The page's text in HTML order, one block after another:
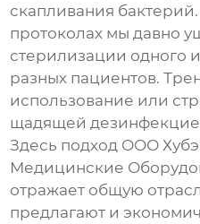
скапливания
протоколах мы давно
стерилизации одного
разных пациентов.
использование или
щадящей
Здесь подход ООО
Медицинские
отражает общую
предлагают и